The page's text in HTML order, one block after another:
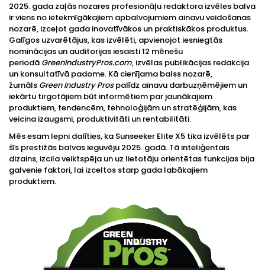
2025. gada zaļās nozares profesionāļu redaktora izvēles balva
ir viens no ietekmīgākajiem apbalvojumiem ainavu veidošanas
nozarē, izceļot gada inovatīvākos un praktiskākos produktus.
Galīgos uzvarētājus, kas izvēlēti, apvienojot iesniegtās
nominācijas un auditorijas iesaisti 12 mēnešu
periodā GreenIndustryPros.com, izvēlas publikācijas redakcija
un konsultatīvā padome. Kā cienījama balss nozarē,
žurnāls Green Industry Prospalīdz ainavu darbuzņēmējiem un
iekārtu tirgotājiem būt informētiem par jaunākajiem
produktiem, tendencēm, tehnoloģijām un stratēģijām, kas
veicina izaugsmi, produktivitāti un rentabilitāti.
Mēs esam lepni dalīties, ka Sunseeker Elite X5 tika izvēlēts par
šīs prestižās balvas ieguvēju 2025. gadā. Tā inteliģentais
dizains, izcila veiktspēja un uz lietotāju orientētas funkcijas bija
galvenie faktori, lai izceltos starp gada labākajiem
produktiem.